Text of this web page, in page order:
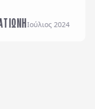
Ιούλιος 2024